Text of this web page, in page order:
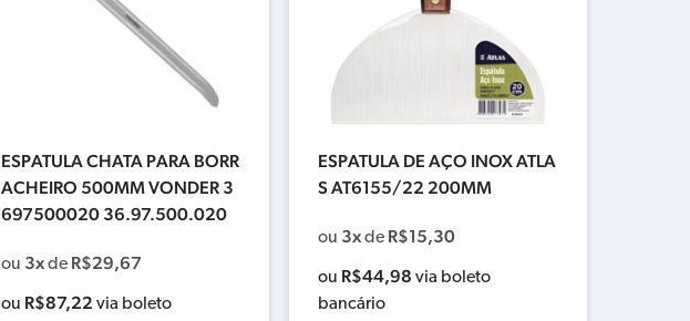
ESPATULA CHATA PARA BORR
ACHEIRO 500MM VONDER 3
697500020 36.97.500.020
ou 3xde R$29,67
ou R$87,22 via boleto
ESPATULA DE AÇO INOX ATLA
S AT6155/22 200MM
ou 3xde R$15,30
ou R$44,98 via boleto
bancário